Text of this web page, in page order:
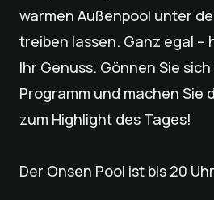
warmen Außenpool unter
treiben lassen. Ganz egal –
Ihr Genuss. Gönnen Sie
Programm und machen Sie
zum Highlight des Tages!
Der Onsen Pool ist bis 20